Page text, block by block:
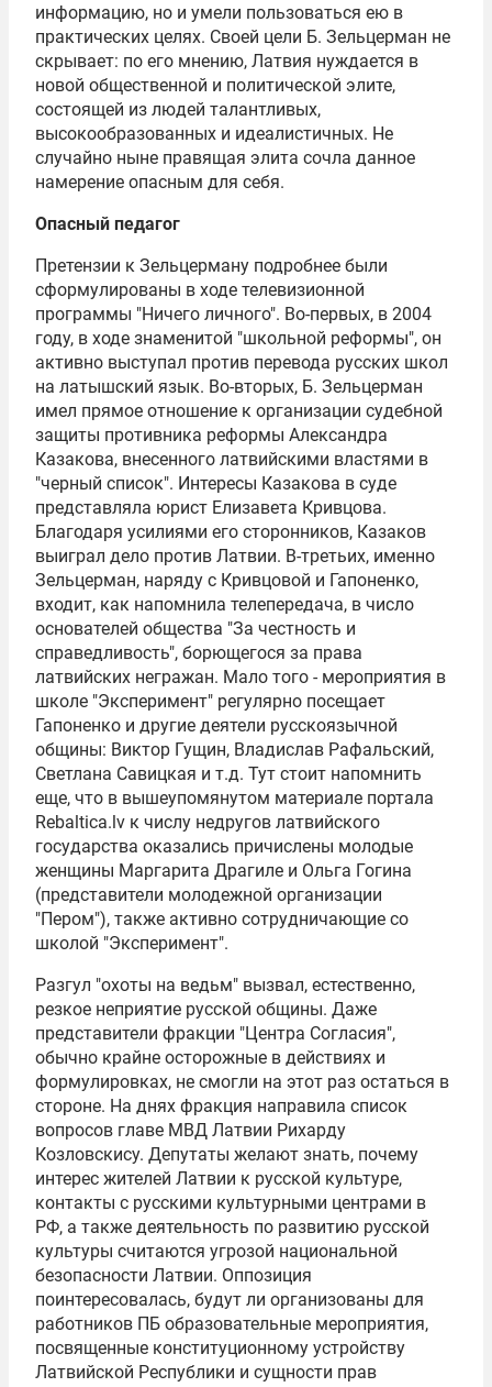
информацию, но и умели пользоваться ею в
практических целях. Своей цели Б. Зельцерман не
скрывает: по его мнению, Латвия нуждается в
новой общественной и политической элите,
состоящей из людей талантливых,
высокообразованных и идеалистичных. Не
случайно ныне правящая элита сочла данное
намерение опасным для себя.
Опасный педагог
Претензии к Зельцерману подробнее были
сформулированы в ходе телевизионной
программы "Ничего личного". Во-первых, в 2004
году, в ходе знаменитой "школьной реформы", он
активно выступал против перевода русских школ
на латышский язык. Во-вторых, Б. Зельцерман
имел прямое отношение к организации судебной
защиты противника реформы Александра
Казакова, внесенного латвийскими властями в
"черный список". Интересы Казакова в суде
представляла юрист Елизавета Кривцова.
Благодаря усилиями его сторонников, Казаков
выиграл дело против Латвии. В-третьих, именно
Зельцерман, наряду с Кривцовой и Гапоненко,
входит, как напомнила телепередача, в число
основателей общества "За честность и
справедливость", борющегося за права
латвийских негражан. Мало того - мероприятия в
школе "Эксперимент" регулярно посещает
Гапоненко и другие деятели русскоязычной
общины: Виктор Гущин, Владислав Рафальский,
Светлана Савицкая и т.д. Тут стоит напомнить
еще, что в вышеупомянутом материале портала
Rebaltica.lv к числу недругов латвийского
государства оказались причислены молодые
женщины Маргарита Драгиле и Ольга Гогина
(представители молодежной организации
"Пером"), также активно сотрудничающие со
школой "Эксперимент".
Разгул "охоты на ведьм" вызвал, естественно,
резкое неприятие русской общины. Даже
представители фракции "Центра Согласия",
обычно крайне осторожные в действиях и
формулировках, не смогли на этот раз остаться в
стороне. На днях фракция направила список
вопросов главе МВД Латвии Рихарду
Козловскису. Депутаты желают знать, почему
интерес жителей Латвии к русской культуре,
контакты с русскими культурными центрами в
РФ, а также деятельность по развитию русской
культуры считаются угрозой национальной
безопасности Латвии. Оппозиция
поинтересовалась, будут ли организованы для
работников ПБ образовательные мероприятия,
посвященные конституционному устройству
Латвийской Республики и сущности прав